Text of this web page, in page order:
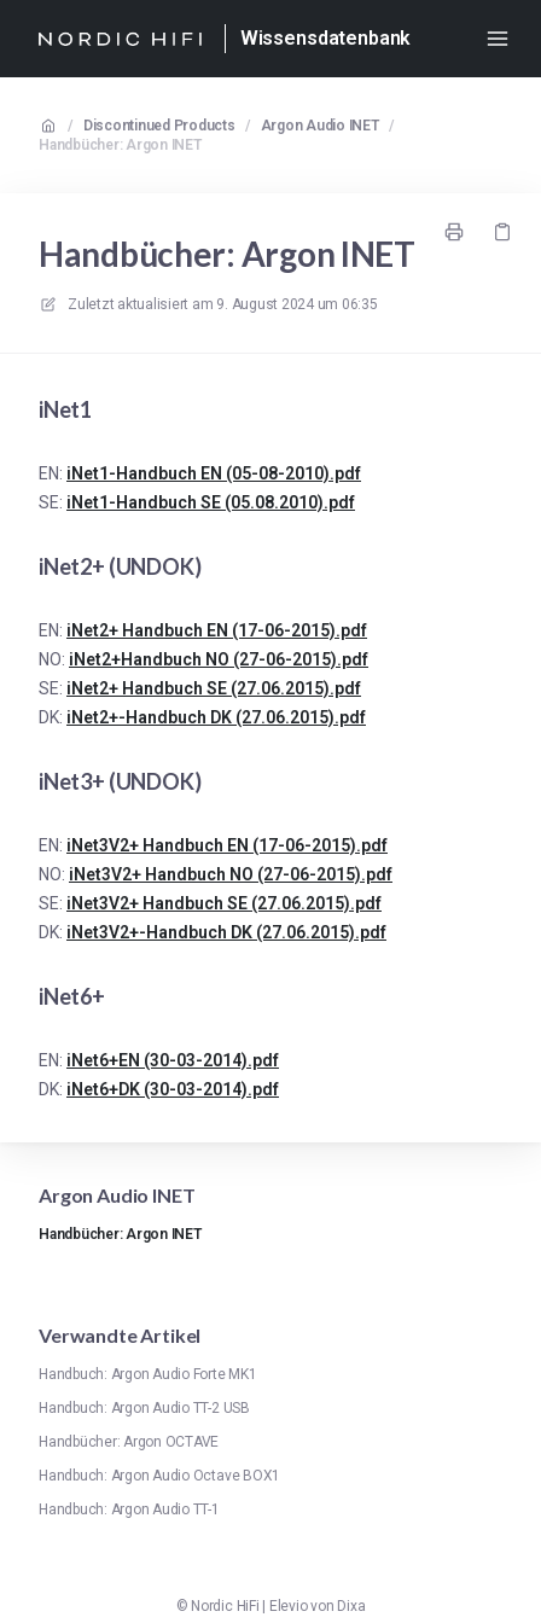
Wissensdatenbank
/ Discontinued Products / Argon Audio INET /
Handbücher: Argon INET
Handbücher: Argon INET
Zuletzt aktualisiert am 9. August 2024 um 06:35
iNet1
EN: iNet1-Handbuch EN (05-08-2010).pdf
SE: iNet1-Handbuch SE (05.08.2010).pdf
iNet2+ (UNDOK)
EN: iNet2+ Handbuch EN (17-06-2015).pdf
NO: iNet2+Handbuch NO (27-06-2015).pdf
SE: iNet2+ Handbuch SE (27.06.2015).pdf
DK: iNet2+-Handbuch DK (27.06.2015).pdf
iNet3+ (UNDOK)
EN: iNet3V2+ Handbuch EN (17-06-2015).pdf
NO: iNet3V2+ Handbuch NO (27-06-2015).pdf
SE: iNet3V2+ Handbuch SE (27.06.2015).pdf
DK: iNet3V2+-Handbuch DK (27.06.2015).pdf
iNet6+
EN: iNet6+EN (30-03-2014).pdf
DK: iNet6+DK (30-03-2014).pdf
Argon Audio INET
Handbücher: Argon INET
Verwandte Artikel
Handbuch: Argon Audio Forte MK1
Handbuch: Argon Audio TT-2 USB
Handbücher: Argon OCTAVE
Handbuch: Argon Audio Octave BOX1
Handbuch: Argon Audio TT-1
© Nordic HiFi Elevio von Dixa